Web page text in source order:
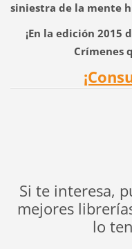
siniestra de la mente
¡En la edición 2015
Crímenes
Si te interesa,
mejores
lo